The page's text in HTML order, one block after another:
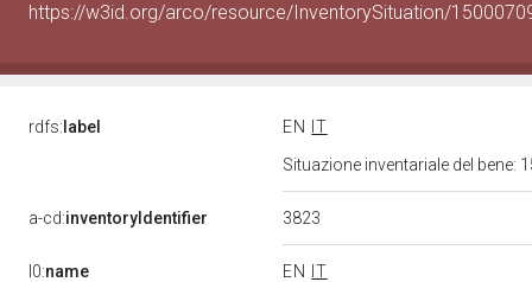
https://w3id.org/arco/resource/InventorySituation/
rdfs: label EN
IT
Situazione inventariale del bene:
a-cd:inventoryIdentifier 3823
l0:name EN
IT